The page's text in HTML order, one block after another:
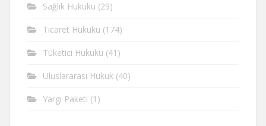
Sağlık Hukuku (29)
Ticaret Hukuku (174)
Tüketici Hukuku (41)
Uluslararası Hukuk (40)
Yargı Paketi (1)